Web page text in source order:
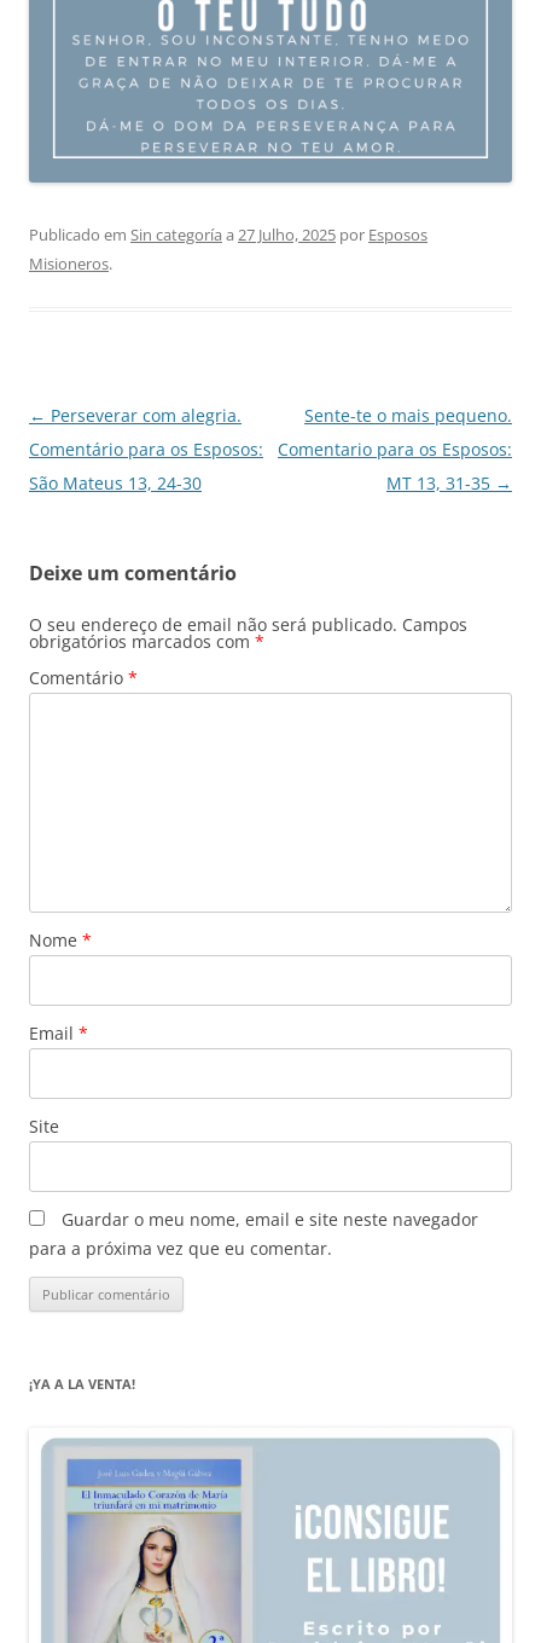
Publicado em Sin categoría a 27 Julho, 2025 por Esposos
Misioneros.
Navegação
de
artigos
← Perseverar com alegria.
Comentário para os Esposos:
São Mateus 13, 24-30
Sente-te o mais pequeno.
Comentario para os Esposos:
MT 13, 31-35 →
Deixe um comentário
O seu endereço de email não será publicado. Campos
obrigatórios marcados com *
Comentário *
Nome *
Email *
Site
Guardar o meu nome, email e site neste navegador
para a próxima vez que eu comentar.
¡YA A LA VENTA!